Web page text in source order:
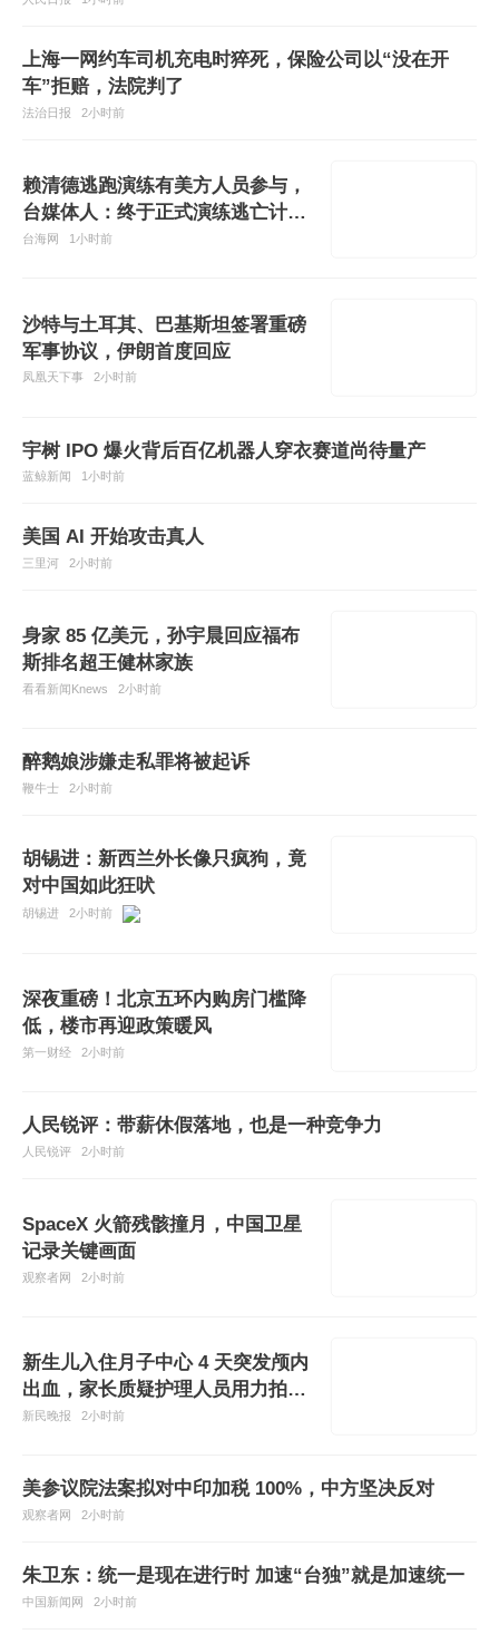
上海一网约车司机充电时猝死，保险公司以“没在开
车”拒赔，法院判了
法治日报 2小时前
赖清德逃跑演练有美方人员参与，
台媒体人：终于正式演练逃亡计划
了
台海网 1小时前
沙特与土耳其、巴基斯坦签署重磅
军事协议，伊朗首度回应
凤凰天下事 2小时前
宇树 IPO 爆火背后百亿机器人穿衣赛道尚待量产
蓝鲸新闻 1小时前
美国 AI 开始攻击真人
三里河 2小时前
身家 85 亿美元，孙宇晨回应福布
斯排名超王健林家族
看看新闻Knews 2小时前
醉鹅娘涉嫌走私罪将被起诉
鞭牛士 2小时前
胡锡进：新西兰外长像只疯狗，竟
对中国如此狂吠
胡锡进 2小时前
深夜重磅！北京五环内购房门槛降
低，楼市再迎政策暖风
第一财经 2小时前
人民锐评：带薪休假落地，也是一种竞争力
人民锐评 2小时前
SpaceX 火箭残骸撞月，中国卫星
记录关键画面
观察者网 2小时前
新生儿入住月子中心 4 天突发颅内
出血，家长质疑护理人员用力拍打
孩子
新民晚报 2小时前
美参议院法案拟对中印加税 100%，中方坚决反对
观察者网 2小时前
朱卫东：统一是现在进行时 加速“台独”就是加速统一
中国新闻网 2小时前